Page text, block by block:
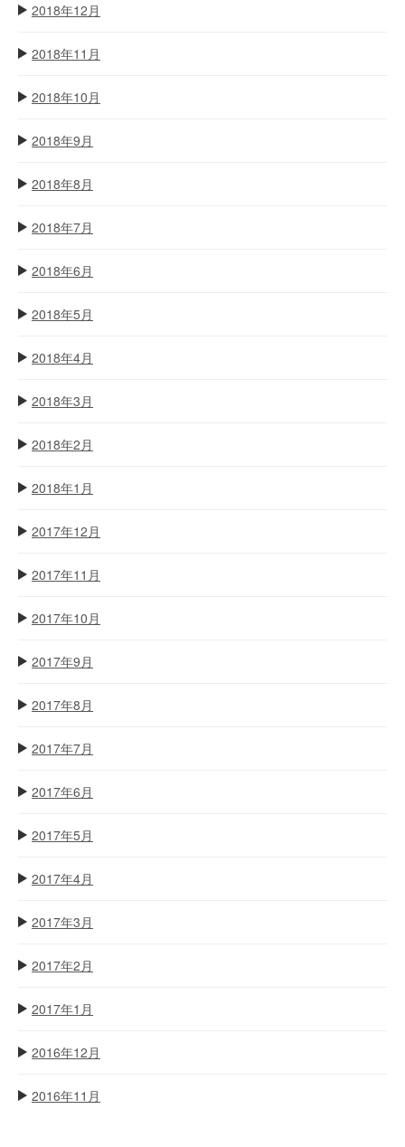
2018年12月
2018年11月
2018年10月
2018年9月
2018年8月
2018年7月
2018年6月
2018年5月
2018年4月
2018年3月
2018年2月
2018年1月
2017年12月
2017年11月
2017年10月
2017年9月
2017年8月
2017年7月
2017年6月
2017年5月
2017年4月
2017年3月
2017年2月
2017年1月
2016年12月
2016年11月